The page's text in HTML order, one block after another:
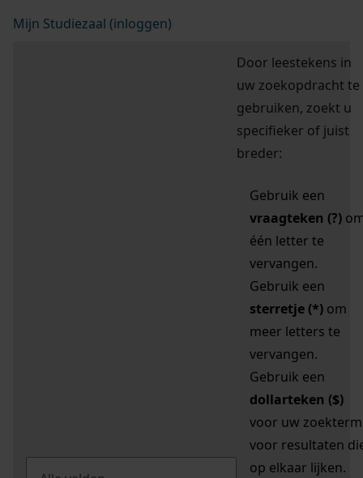
Mijn Studiezaal (inloggen)
Door leestekens in
uw zoekopdracht te
gebruiken, zoekt u
specifieker of juist
breder:
Gebruik een
vraagteken (?)
één letter te
vervangen.
Gebruik een
sterretje (*) om
meer letters te
vervangen.
Gebruik een
dollarteken ($)
voor uw zoekterm
voor resultaten
op elkaar lijken.